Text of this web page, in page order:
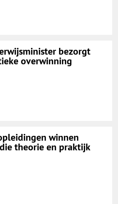
bezorgt
overwinning
winnen
theorie en praktijk